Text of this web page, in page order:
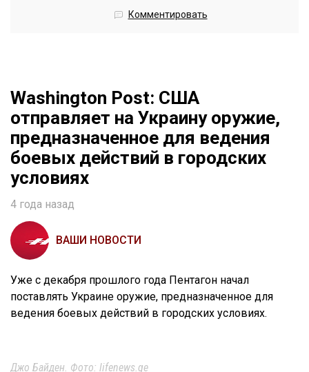
Комментировать
Washington Post: США
отправляет на Украину оружие,
предназначенное для ведения
боевых действий в городских
условиях
4 года назад
ВАШИ НОВОСТИ
Уже с декабря прошлого года Пентагон начал
поставлять Украине оружие, предназначенное для
ведения боевых действий в городских условиях.
Джо Байден. Фото: lifenews.ge